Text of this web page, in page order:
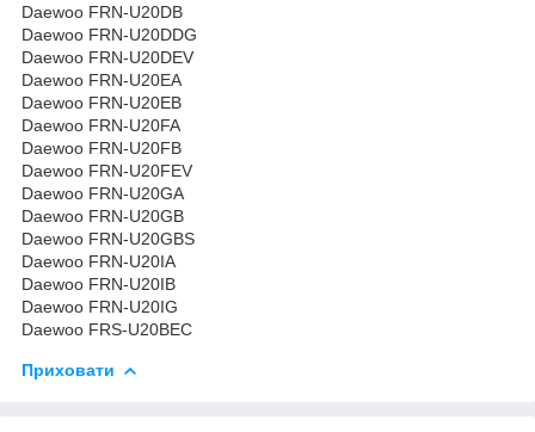
Daewoo FRN-U20DB
Daewoo FRN-U20DDG
Daewoo FRN-U20DEV
Daewoo FRN-U20EA
Daewoo FRN-U20EB
Daewoo FRN-U20FA
Daewoo FRN-U20FB
Daewoo FRN-U20FEV
Daewoo FRN-U20GA
Daewoo FRN-U20GB
Daewoo FRN-U20GBS
Daewoo FRN-U20IA
Daewoo FRN-U20IB
Daewoo FRN-U20IG
Daewoo FRS-U20BEC
Приховати